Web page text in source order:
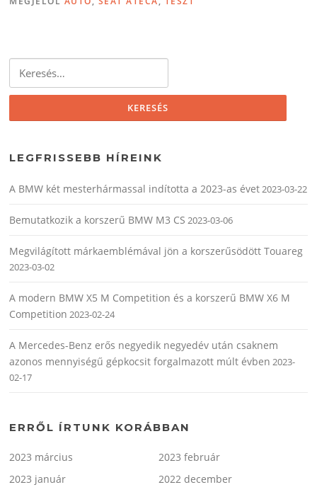
LEGFRISSEBB HÍREINK
A BMW két mesterhármassal indította a 2023-as évet2023-03-22
Bemutatkozik a korszerű BMW M3 CS 2023-03-06
Megvilágított márkaemblémával jön a korszerűsödött Touareg
2023-03-02
A modern BMW X5 M Competition és a korszerű BMW X6 M
Competition 2023-02-24
A Mercedes-Benz erős negyedik negyedév után csaknem
azonos mennyiségű gépkocsit forgalmazott múlt évben 2023-
02-17
ERRŐL ÍRTUNK KORÁBBAN
2023 március
2023 február
2023 január
2022 december